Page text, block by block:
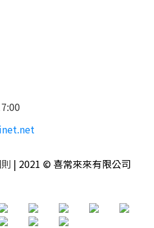
| 2021 © 喜常來來有限公司